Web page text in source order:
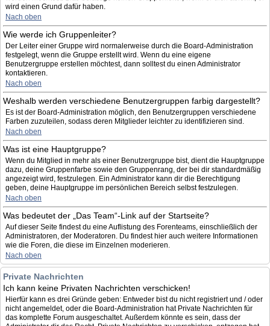
wird einen Grund dafür haben.
Nach oben
Wie werde ich Gruppenleiter?
Der Leiter einer Gruppe wird normalerweise durch die Board-Administration
festgelegt, wenn die Gruppe erstellt wird. Wenn du eine eigene
Benutzergruppe erstellen möchtest, dann solltest du einen Administrator
kontaktieren.
Nach oben
Weshalb werden verschiedene Benutzergruppen farbig dargestellt?
Es ist der Board-Administration möglich, den Benutzergruppen verschiedene
Farben zuzuteilen, sodass deren Mitglieder leichter zu identifizieren sind.
Nach oben
Was ist eine Hauptgruppe?
Wenn du Mitglied in mehr als einer Benutzergruppe bist, dient die Hauptgruppe
dazu, deine Gruppenfarbe sowie den Gruppenrang, der bei dir standardmäßig
angezeigt wird, festzulegen. Ein Administrator kann dir die Berechtigung
geben, deine Hauptgruppe im persönlichen Bereich selbst festzulegen.
Nach oben
Was bedeutet der „Das Team“-Link auf der Startseite?
Auf dieser Seite findest du eine Auflistung des Forenteams, einschließlich der
Administratoren, der Moderatoren. Du findest hier auch weitere Informationen
wie die Foren, die diese im Einzelnen moderieren.
Nach oben
Private Nachrichten
Ich kann keine Privaten Nachrichten verschicken!
Hierfür kann es drei Gründe geben: Entweder bist du nicht registriert und / oder
nicht angemeldet, oder die Board-Administration hat Private Nachrichten für
das komplette Forum ausgeschaltet. Außerdem könnte es sein, dass der